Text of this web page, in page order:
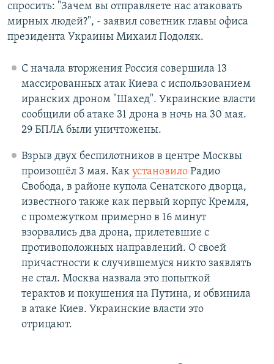
спросить: "Зачем вы отправляете нас атаковать
мирных людей?", - заявил советник главы офиса
президента Украины Михаил Подоляк.
С начала вторжения Россия совершила 13
массированных атак Киева с использованием
иранских дроном "Шахед". Украинские власти
сообщили об атаке 31 дрона в ночь на 30 мая.
29 БПЛА были уничтожены.
Взрыв двух беспилотников в центре Москвы
произошёл 3 мая. Как установилоРадио
Свобода, в районе купола Сенатского дворца,
известного также как первый корпус Кремля,
с промежутком примерно в 16 минут
взорвались два дрона, прилетевшие с
противоположных направлений. О своей
причастности к случившемуся никто заявлять
не стал. Москва назвала это попыткой
терактов и покушения на Путина, и обвинила
в атаке Киев. Украинские власти это
отрицают.